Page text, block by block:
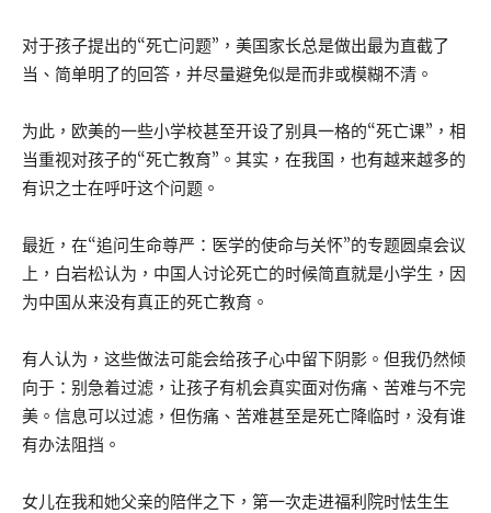
对于孩子提出的“死亡问题”，美国家长总是做出最为直截了
当、简单明了的回答，并尽量避免似是而非或模糊不清。
为此，欧美的一些小学校甚至开设了别具一格的“死亡课”，相
当重视对孩子的“死亡教育”。其实，在我国，也有越来越多的
有识之士在呼吁这个问题。
最近，在“追问生命尊严：医学的使命与关怀”的专题圆桌会议
上，白岩松认为，中国人讨论死亡的时候简直就是小学生，因
为中国从来没有真正的死亡教育。
有人认为，这些做法可能会给孩子心中留下阴影。但我仍然倾
向于：别急着过滤，让孩子有机会真实面对伤痛、苦难与不完
美。信息可以过滤，但伤痛、苦难甚至是死亡降临时，没有谁
有办法阻挡。
女儿在我和她父亲的陪伴之下，第一次走进福利院时怯生生